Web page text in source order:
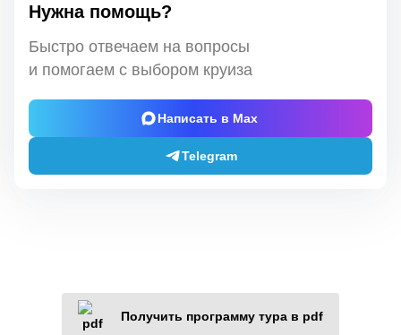
Нужна помощь?
Быстро отвечаем на вопросы
и помогаем с выбором круиза
Написать в Max
Telegram
Получить программу тура в pdf